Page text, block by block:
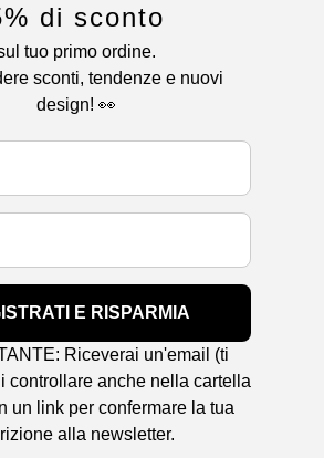
di sconto
tuo primo ordine.
sconti, tendenze e nuovi
design! 👀
E RISPARMIA
Riceverai un'email (ti
controllare anche nella cartella
un link per confermare la tua
alla newsletter.